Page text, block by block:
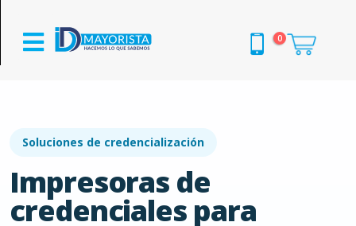
0
Soluciones de credencialización
Impresoras de
credenciales para